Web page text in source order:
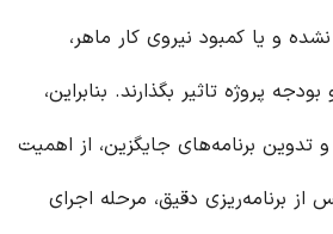
و یا کمبود نیروی کار ماهر،
پروژه تاثیر بگذارند. بنابراین،
برنامه‌های جایگزین، از اهمیت
از برنامه‌ریزی دقیق، مرحله اجرای